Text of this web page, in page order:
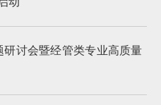
研讨会暨经管类专业高质量